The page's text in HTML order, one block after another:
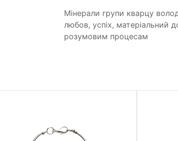
Мінерали групи кварцу
любов, успіх, матеріальний
розумовим процесам